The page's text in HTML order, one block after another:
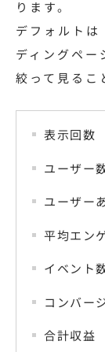
ります。
デフォルトは
ディングペー
絞って見るこ
表示回数
ユーザー
ユーザー
平均エン
イベント
コンバー
合計収益